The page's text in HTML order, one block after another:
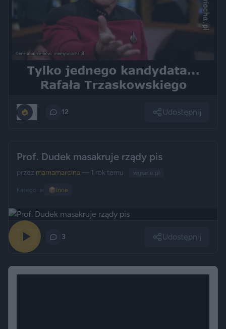
12 Udostępnij
Prof. Dudek masakruje rządy pis
przez mamamarcina — 1 rok temu wgrane.pl
Kategoria: 📦 Inne
3 Udostępnij